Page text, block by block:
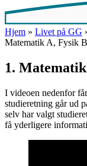
Hjem » Livet på GG
Matematik A, Fysik
1.
I videoen nedenfor
studieretning går ud
selv har valgt
få yderligere